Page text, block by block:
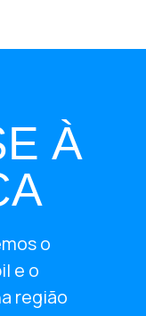
À
o
e o
região